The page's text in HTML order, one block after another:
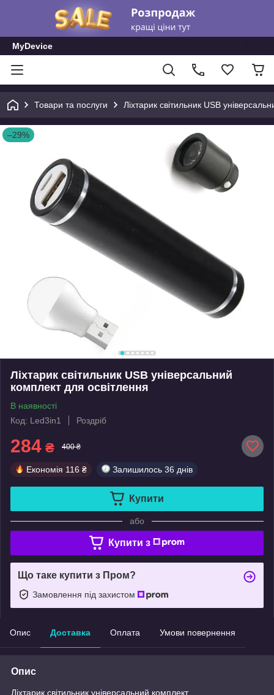
MyDevice
Товари та послуги Ліхтарик світильник USB
–29%
Ліхтарик світильник USB універсальний
комплект для освітлення
В наявності
Код: Led3in1
Роздріб
284 ₴ 400 ₴
Економія 116 ₴ Залишилось 36 днів
Купити
або
Купити з
Що таке купити з Пром?
Замовлення під захистом
Опис Доставка Оплата Умови повернення
Опис
Ліхтарик світильник універсальний комплект